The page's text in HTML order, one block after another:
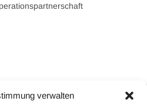
verwalten